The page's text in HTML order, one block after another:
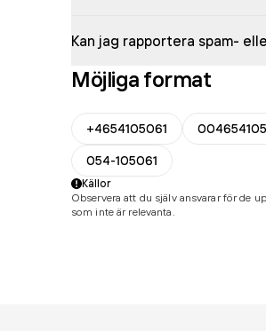
Kan jag rapportera spam-
Möjliga format
+4654105061
054-105061
Källor
Observera att du själv ansvarar för de
som inte är relevanta.